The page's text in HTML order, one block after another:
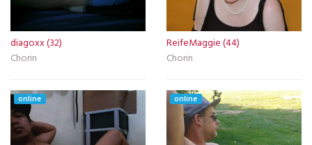
diagoxx (32)
Chorin
ReifeMaggie (44)
Chorin
online online